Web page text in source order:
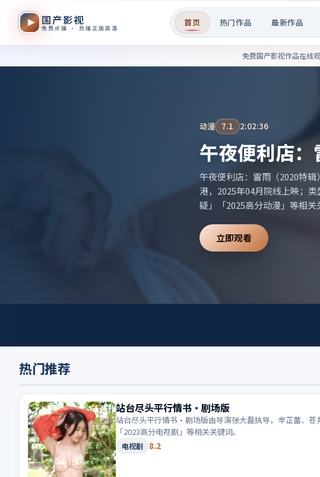
国产影视
免费点播 · 热播正版高清 首页 热门作品 最新作品
免费国产影视作品在线观看——热播
免费国产影视作品在线
电影 9.3 1:51:23
盛夏、告别
盛夏、告别仪式与一纸书信
2018年11月院线上映；类型
高分电影」等相关关键词。
立即观看
热门推荐
站台尽头平行情书·剧场版
站台尽头平行情书·剧场版由导演张大磊执导，辛芷蕾、
「2023高分电视剧」等相关关键词。
电视剧 8.2